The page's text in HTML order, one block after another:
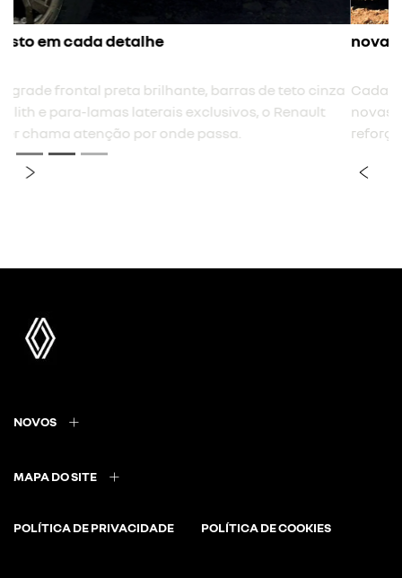
novas rodas tergan
Cada detalhe foi pensado para torná-lo marcante, e
novas rodas Tergan de 17” pretas e antena shark
reforçam ainda mais a imponência do Renault Duster.
NOVOS
MAPA DO SITE
POLÍTICA DE PRIVACIDADE POLÍTICA DE COOKIES